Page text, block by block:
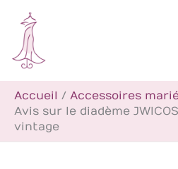
contenu
Accueil
Accessoires
Avis sur le diadème
vintage
c
h
e
r
c